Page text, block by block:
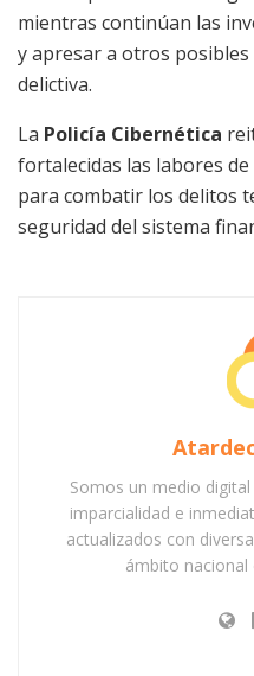
mientras continúan las
y apresar a otros
delictiva.
La Policía Cibernética
fortalecidas las labores
para combatir los delitos
seguridad del sistema
Somos un medio
imparcialidad e
actualizados con
ámbito